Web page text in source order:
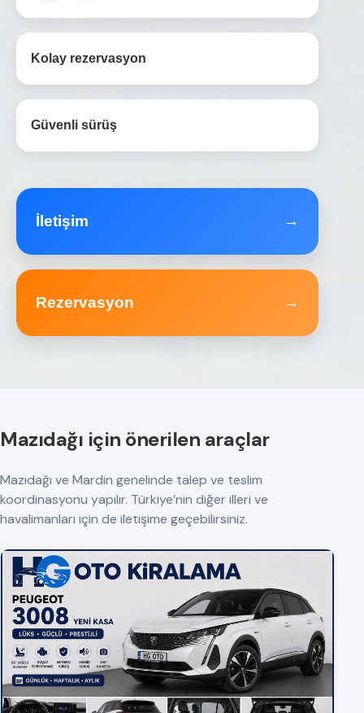
Kolay rezervasyon
Güvenli sürüş
İletişim →
Rezervasyon →
Mazıdağı için önerilen araçlar
Mazıdağı ve Mardin genelinde talep ve teslim
koordinasyonu yapılır. Türkiye’nin diğer illeri ve
havalimanları için de iletişime geçebilirsiniz.